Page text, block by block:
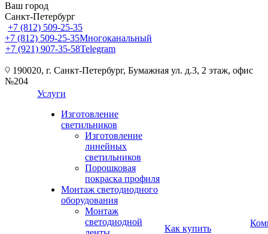
Ваш город
Санкт-Петербург
+7 (812) 509-25-35
+7 (812) 509-25-35Многоканальный
+7 (921) 907-35-58Telegram
190020, г. Санкт-Петербург, Бумажная ул. д.3, 2 этаж, офис
№204
Услуги
Изготовление
светильников
Изготовление
линейных
светильников
Порошковая
покраска профиля
Монтаж светодиодного
оборудования
Монтаж
светодиодной
Как купить